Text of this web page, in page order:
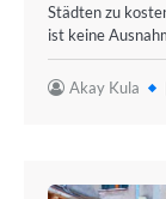
Städten zu
ist keine
Akay Kula